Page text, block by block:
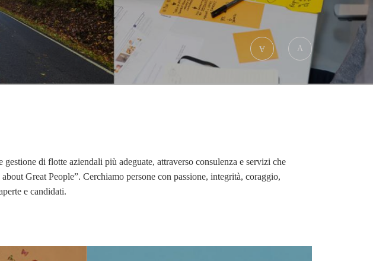
di flotte aziendali più adeguate, attraverso consulenza e servizi che
Great People”. Cerchiamo persone con passione, integrità, coraggio,
e candidati.